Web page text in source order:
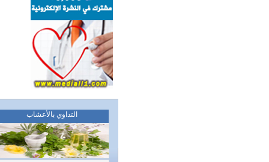
التداوي بالأعشاب